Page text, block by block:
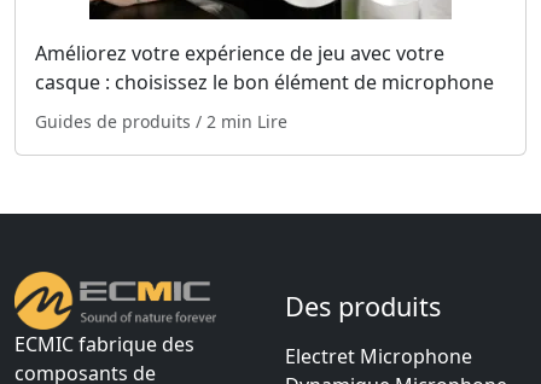
Améliorez votre expérience de jeu avec votre
casque : choisissez le bon élément de microphone
Guides de produits / 2 min Lire
ECMIC fabrique des
composants de
Des produits
Electret Microphone